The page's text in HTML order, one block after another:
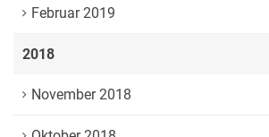
Februar 2019
2018
November 2018